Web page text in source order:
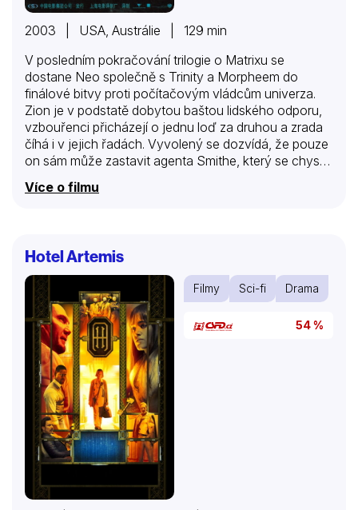
2003 | USA, Austrálie | 129 min
V posledním pokračování trilogie o Matrixu se
dostane Neo společně s Trinity a Morpheem do
finálové bitvy proti počítačovým vládcům univerza.
Zion je v podstatě dobytou baštou lidského odporu,
vzbouřenci přicházejí o jednu loď za druhou a zrada
číhá i v jejich řadách. Vyvolený se dozvídá, že pouze
on sám může zastavit agenta Smithe, který se chystá
zničit svět lidí i strojů. Pro něj je ale důležitá i láska k
Trinity, kterou by tak mohl ztratit. Navíc má problém se
Více o filmu
Hotel Artemis
Filmy Sci-fi Drama
54 %